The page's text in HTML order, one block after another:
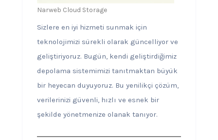
Narweb Cloud Storage
Sizlere en iyi hizmeti sunmak için
teknolojimizi sürekli olarak güncelliyor ve
geliştiriyoruz. Bugün, kendi geliştirdiğimiz
depolama sistemimizi tanıtmaktan büyük
bir heyecan duyuyoruz. Bu yenilikçi çözüm,
verilerinizi güvenli, hızlı ve esnek bir
şekilde yönetmenize olanak tanıyor.